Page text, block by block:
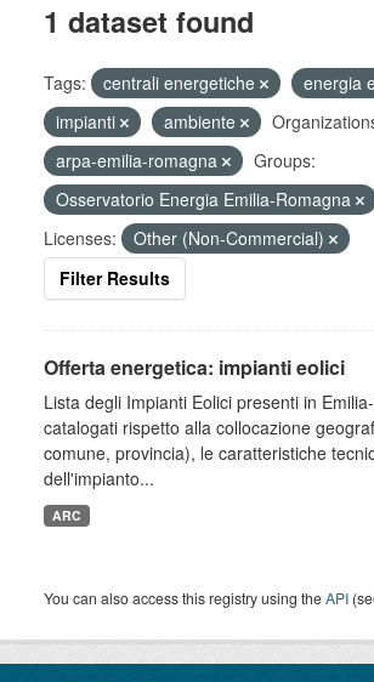
1 dataset found
Tags: centrali energetiche
energia
impianti
ambiente
arpa-emilia-romagna
Groups:
Osservatorio Energia Emilia-Romagna
Licenses:
Other (Non-Commercial)
Filter Results
Offerta energetica: impianti eolici
Lista degli Impianti Eolici presenti in
catalogati rispetto alla collocazione
comune, provincia), le caratteristiche
dell'impianto...
ARC
You can also access this registry using theAPI